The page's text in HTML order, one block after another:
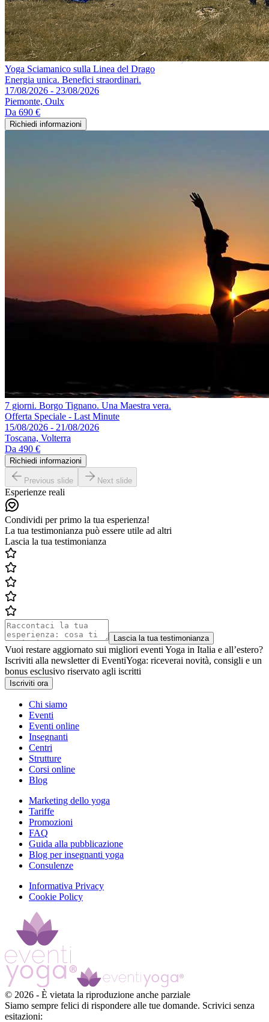
Yoga Sciamanico sulla Linea del Drago
Energia unica. Benefici straordinari.
17/08/2026 - 23/08/2026
Piemonte, Oulx
Da 690 €
Richiedi informazioni
7 giorni. Borgo Tignano. Una Maestra vera.
Offerta Speciale - Last Minute
15/08/2026 - 21/08/2026
Toscana, Volterra
Da 490 €
Richiedi informazioni
Previous slide Next slide
Esperienze reali
Condividi per primo la tua esperienza!
La tua testimonianza può essere utile ad altri
Lascia la tua testimonianza
Lascia la tua testimonianza
Vuoi restare aggiornato sui migliori eventi Yoga in Italia e all’estero?
Iscriviti alla newsletter di EventiYoga: riceverai novità, consigli e un
bonus esclusivo riservato agli iscritti
Iscriviti ora
Chi siamo
Eventi
Eventi online
Insegnanti
Centri
Strutture
Corsi online
Blog
Marketing dello yoga
Tariffe
Promozioni
FAQ
Guida alla pubblicazione
Blog per insegnanti yoga
Consulenze
Informativa Privacy
Cookie Policy
© 2026 - È vietata la riproduzione anche parziale
Siamo sempre felici di rispondere alle tue domande. Scrivici senza
esitazioni: